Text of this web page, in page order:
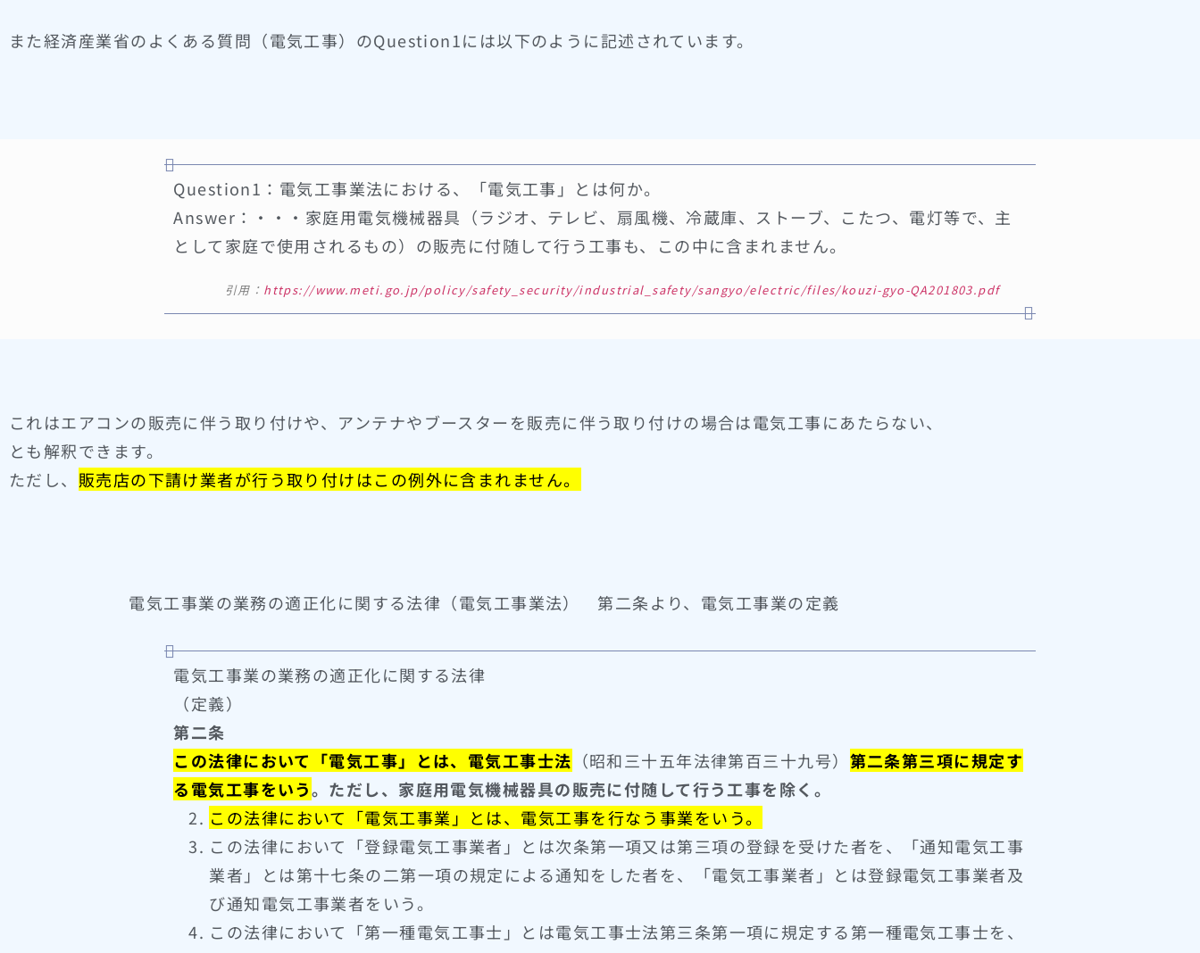
また経済産業省のよくある質問（電気工事）のQuestion1には以下のように記述されています。
Question1：電気工事業法における、「電気工事」とは何か。
Answer：・・・家庭用電気機械器具（ラジオ、テレビ、扇風機、冷蔵庫、ストーブ、こたつ、電灯等で、主
として家庭で使用されるもの）の販売に付随して行う工事も、この中に含まれません。
引用： https://www.meti.go.jp/policy/safety_security/industrial_safety/sangyo/electric/files/kouzi-gyo-QA201803.pdf
これはエアコンの販売に伴う取り付けや、アンテナやブースターを販売に伴う取り付けの場合は電気工事にあたらない、
とも解釈できます。
ただし、 販売店の下請け業者が行う取り付けはこの例外に含まれません。
電気工事業の業務の適正化に関する法律（電気工事業法） 第二条より、電気工事業の定義
電気工事業の業務の適正化に関する法律
（定義）
第二条
この法律において「電気工事」とは、電気工事士法 （昭和三十五年法律第百三十九号） 第二条第三項に規定す
る電気工事をいう。ただし、家庭用電気機械器具の販売に付随して行う工事を除く。
この法律において「電気工事業」とは、電気工事を行なう事業をいう。
この法律において「登録電気工事業者」とは次条第一項又は第三項の登録を受けた者を、「通知電気工事
業者」とは第十七条の二第一項の規定による通知をした者を、「電気工事業者」とは登録電気工事業者及
び通知電気工事業者をいう。
この法律において「第一種電気工事士」とは電気工事士法第三条第一項に規定する第一種電気工事士を、